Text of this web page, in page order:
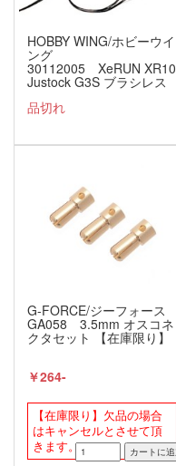
HOBBY WING/ホビーウイ
ング
30112005 XeRUN XR10
Justock G3S ブラシレス
1/12用】
品切れ
G-FORCE/ジーフォース
GA058 3.5mm オスコネ
クタセット 【在庫限り】
￥264-
【在庫限り】欠品の場合
はキャンセルとさせて頂
きます。